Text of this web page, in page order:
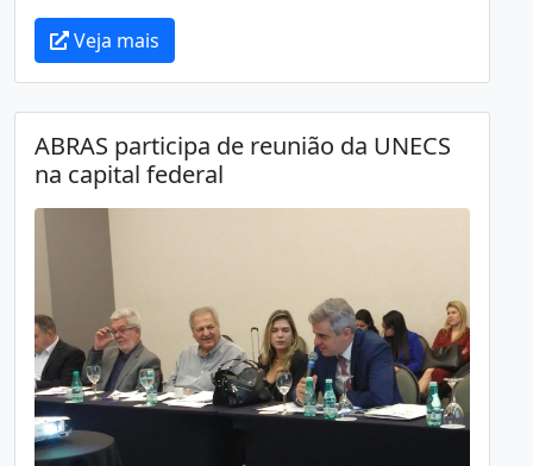
Veja mais
ABRAS participa de reunião da UNECS
na capital federal